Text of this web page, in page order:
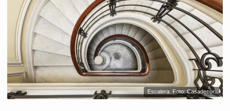
Escalera. Foto: Casadecor.